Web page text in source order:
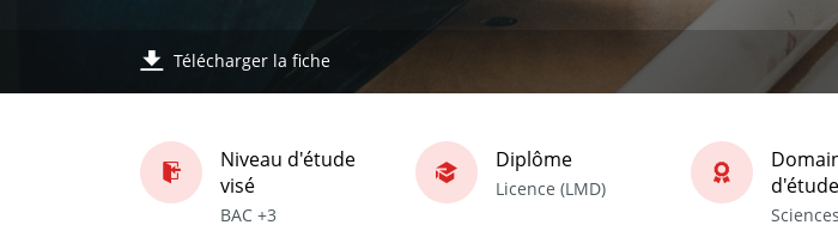
Télécharger la fiche
Niveau d'étude
visé
BAC +3
Diplôme
Licence (LMD)
d'étude
Sciences